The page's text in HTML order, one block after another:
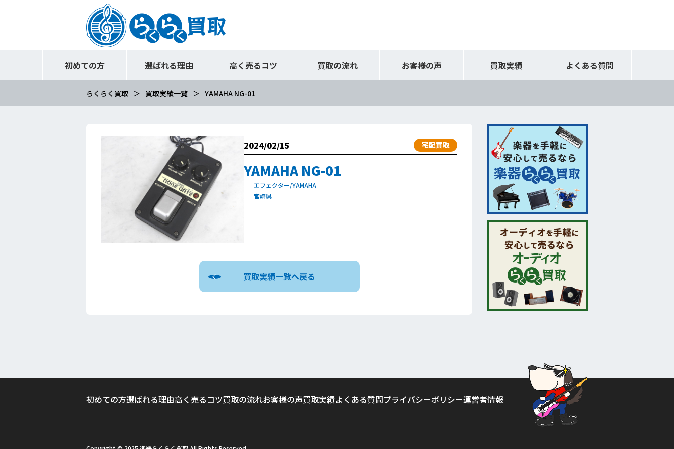
初めての方 選ばれる理由 高く売るコツ 買取の流れ お客様の声 買取実績 よくある質問
らくらく買取 買取実績一覧 YAMAHA NG-01
2024/02/15 宅配買取
YAMAHA NG-01
エフェクター/YAMAHA
宮崎県
買取実績一覧へ戻る
初めての方選ばれる理由高く売るコツ買取の流れお客様の声買取実績よくある質問プライバシーポリシー運営者情報